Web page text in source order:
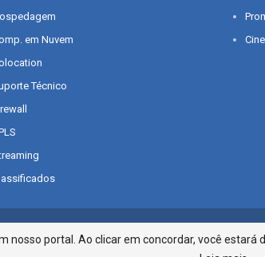
em Nuvem
Técnico
nosso portal. Ao clicar em concordar, você